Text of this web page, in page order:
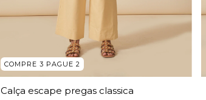
COMPRE 3 PAGUE 2
Calça escape pregas classica